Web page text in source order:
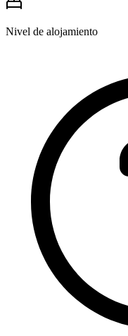
Nivel de alojamiento